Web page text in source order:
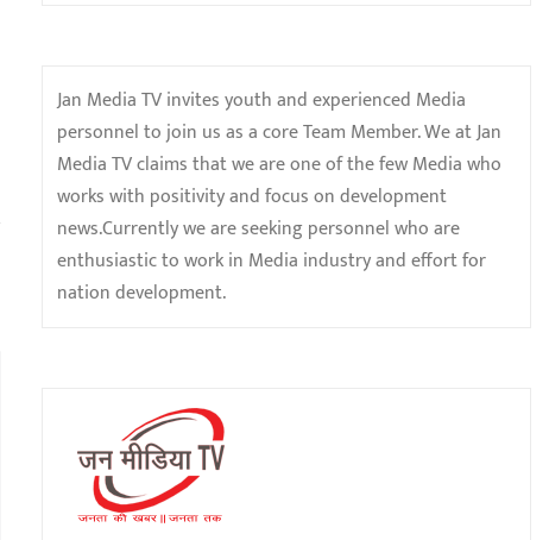
Jan Media TV invites youth and experienced Media
personnel to join us as a core Team Member. We at Jan
Media TV claims that we are one of the few Media who
works with positivity and focus on development
news.Currently we are seeking personnel who are
enthusiastic to work in Media industry and effort for
nation development.